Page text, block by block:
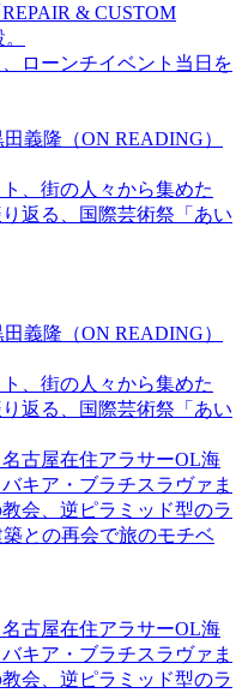
& CUSTOM
ローンチイベント当日を
義隆（ON READING）
、街の人々から集めた
返る、国際芸術祭「あい
義隆（ON READING）
、街の人々から集めた
返る、国際芸術祭「あい
古屋在住アラサーOL海
キア・ブラチスラヴァま
会、逆ピラミッド型のラ
との再会で旅のモチベ
古屋在住アラサーOL海
キア・ブラチスラヴァま
会、逆ピラミッド型のラ